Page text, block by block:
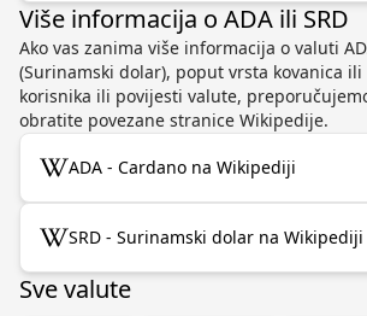
Više informacija o ADA ili SRD
Ako vas zanima više informacija o valuti
(Surinamski dolar), poput vrsta kovanica ili
korisnika ili povijesti valute,
obratite povezane stranice Wikipedije.
ADA - Cardano na Wikipediji
SRD - Surinamski dolar na Wikipediji
Sve valute